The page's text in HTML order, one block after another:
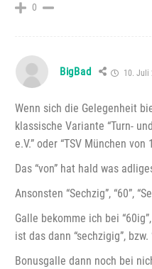
0
BigBad 10. Juli
Wenn sich die Gelegenheit
klassische Variante “Turn-
e.V.” oder “TSV München von
Das “von” hat hald was
Ansonsten “Sechzig”, “60”,
Galle bekomme ich bei
ist das dann “sechzigig”, bzw.
Bonusgalle dann noch bei